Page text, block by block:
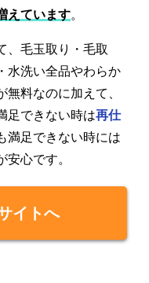
えています。
、毛玉取り・毛取
水洗い全品やわらか
料なのに加えて、
足できない時は再仕
満足できない時には
安心です。
イトへ